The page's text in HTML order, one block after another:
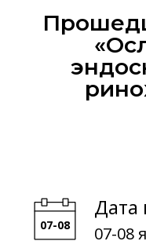
Дата
07-08